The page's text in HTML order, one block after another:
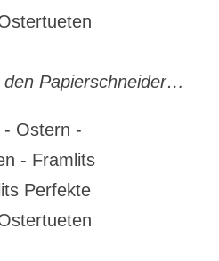
Papierschneider…